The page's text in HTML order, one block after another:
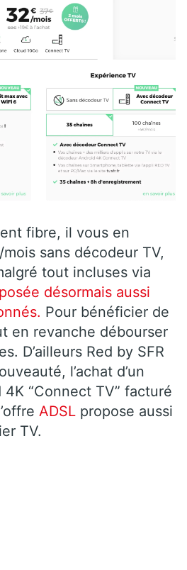
fibre, il vous en
sans décodeur TV,
tout incluses via
désormais aussi
Pour bénéficier de
en revanche débourser
D’ailleurs Red by SFR
l’achat d’un
“Connect TV” facturé
ADSL propose aussi
TV.